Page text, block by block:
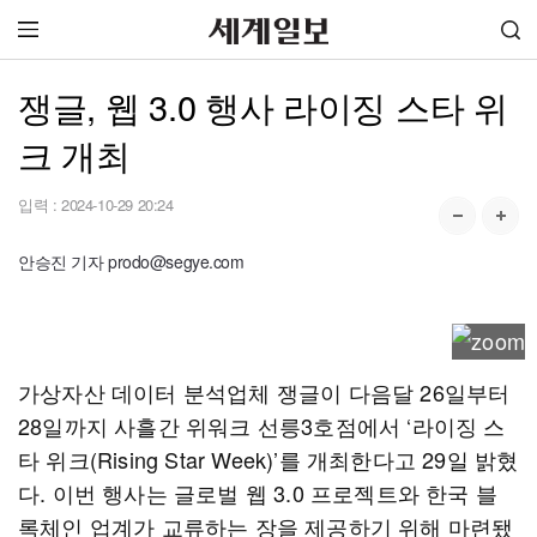
쟁글, 웹 3.0 행사 라이징 스타 위
크 개최
입력 : 2024-10-29 20:24
안승진 기자 prodo@segye.com
가상자산 데이터 분석업체 쟁글이 다음달 26일부터
28일까지 사흘간 위워크 선릉3호점에서 ‘라이징 스
타 위크(Rising Star Week)’를 개최한다고 29일 밝혔
다. 이번 행사는 글로벌 웹 3.0 프로젝트와 한국 블
록체인 업계가 교류하는 장을 제공하기 위해 마련됐